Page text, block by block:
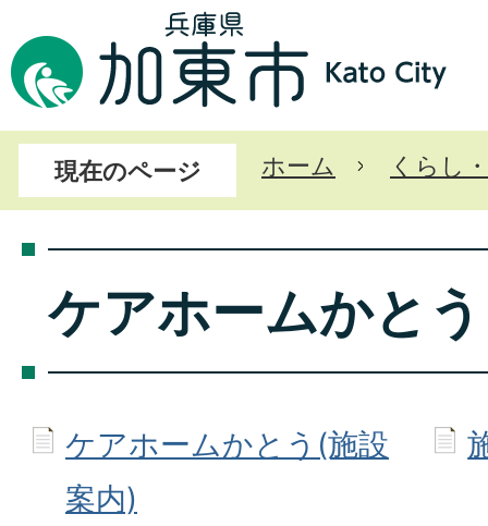
現在のページ ホーム くらし
ケアホームかとう
ケアホームかとう(施設
案内)